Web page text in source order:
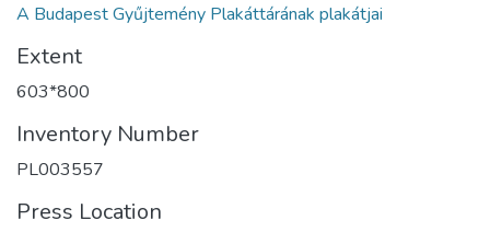
A Budapest Gyűjtemény Plakáttárának plakátjai
Extent
603*800
Inventory Number
PL003557
Press Location